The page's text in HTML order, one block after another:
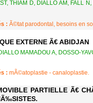
THIAM D, DIALLO AM, FALL
: Ã©tat parodontal, besoins en
EXTERNE Ã€ ABIDJAN
MAMADOU A, DOSSO-
: mÃ©atoplastie - canaloplastie.
PARTIELLE Ã€